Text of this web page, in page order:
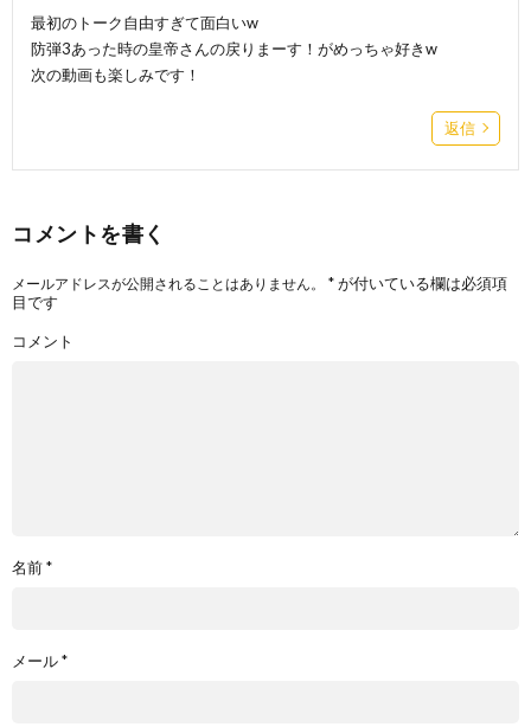
最初のトーク自由すぎて面白いw
防弾3あった時の皇帝さんの戻りまーす！がめっちゃ好きw
次の動画も楽しみです！
返信
コメントを書く
メールアドレスが公開されることはありません。 *が付いている欄は必須項
目です
コメント
名前*
メール*